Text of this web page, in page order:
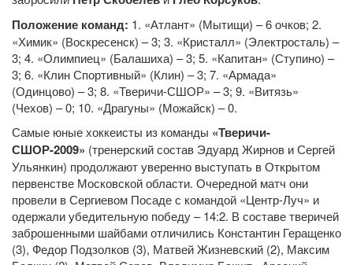
Положение команд: 1. «Атлант» (Мытищи) – 6 очков; 2.
«Химик» (Воскресенск) – 3; 3. «Кристалл» (Электросталь) –
3; 4. «Олимпиец» (Балашиха) – 3; 5. «Капитан» (Ступино) –
3; 6. «Клин Спортивный» (Клин) – 3; 7. «Армада»
(Одинцово) – 3; 8. «Тверичи-СШОР» – 3; 9. «Витязь»
(Чехов) – 0; 10. «Драгуны» (Можайск) – 0.
Самые юные хоккеисты из команды «Тверичи-
СШОР-2009» (тренерский состав Эдуард Жирнов и Сергей
Ульянкин) продолжают уверенно выступать в Открытом
первенстве Московской области. Очередной матч они
провели в Сергиевом Посаде с командой «Центр-Луч» и
одержали убедительную победу – 14:2. В составе тверичей
заброшенными шайбами отличились Константин Геращенко
(3), Федор Подзолков (3), Матвей Жизневский (2), Максим